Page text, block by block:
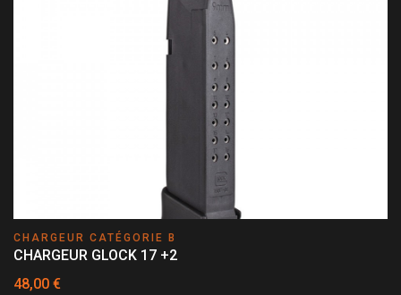
CHARGEUR CATÉGORIE B
CHARGEUR GLOCK 17 +2
48,00 €